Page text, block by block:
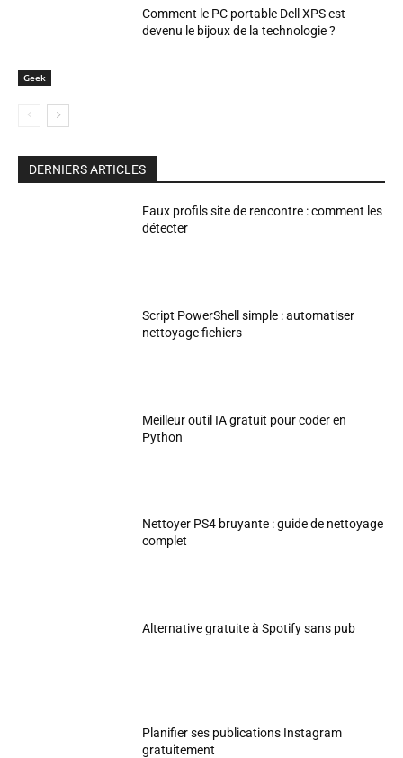
Geek
Comment le PC portable Dell XPS est
devenu le bijoux de la technologie ?
DERNIERS ARTICLES
Faux profils site de rencontre : comment les
détecter
Script PowerShell simple : automatiser
nettoyage fichiers
Meilleur outil IA gratuit pour coder en
Python
Nettoyer PS4 bruyante : guide de nettoyage
complet
Alternative gratuite à Spotify sans pub
Planifier ses publications Instagram
gratuitement